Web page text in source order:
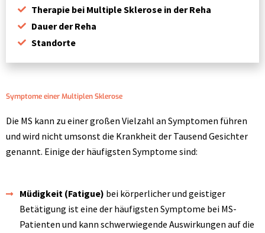
Therapie bei Multiple Sklerose in der Reha
Dauer der Reha
Standorte
Symptome einer Multiplen Sklerose
Die MS kann zu einer großen Vielzahl an Symptomen führen
und wird nicht umsonst die Krankheit der Tausend Gesichter
genannt. Einige der häufigsten Symptome sind:
Müdigkeit (Fatigue) bei körperlicher und geistiger
Betätigung ist eine der häufigsten Symptome bei MS-
Patienten und kann schwerwiegende Auswirkungen auf die